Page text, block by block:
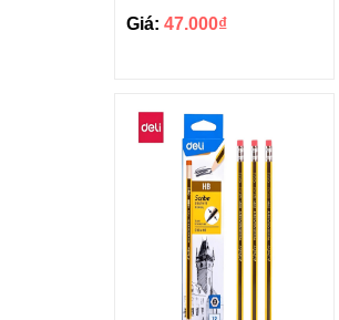
Giá: 47.000₫